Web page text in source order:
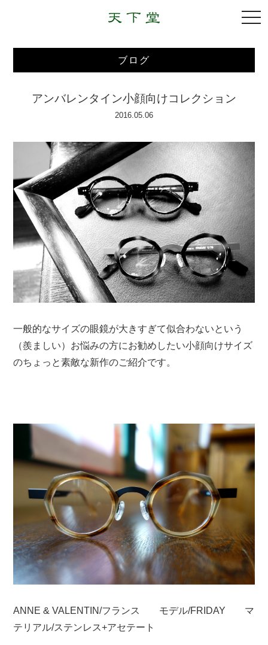
ブログ
アンバレンタイン小顔向けコレクション
2016.05.06
一般的なサイズの眼鏡が大きすぎて似合わないという
（羨ましい）お悩みの方にお勧めしたい小顔向けサイズ
のちょっと素敵な新作のご紹介です。
ANNE & VALENTIN/フランス モデル/FRIDAY マ
テリアル/ステンレス+アセテート